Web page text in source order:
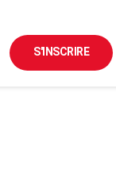
S'INSCRIRE